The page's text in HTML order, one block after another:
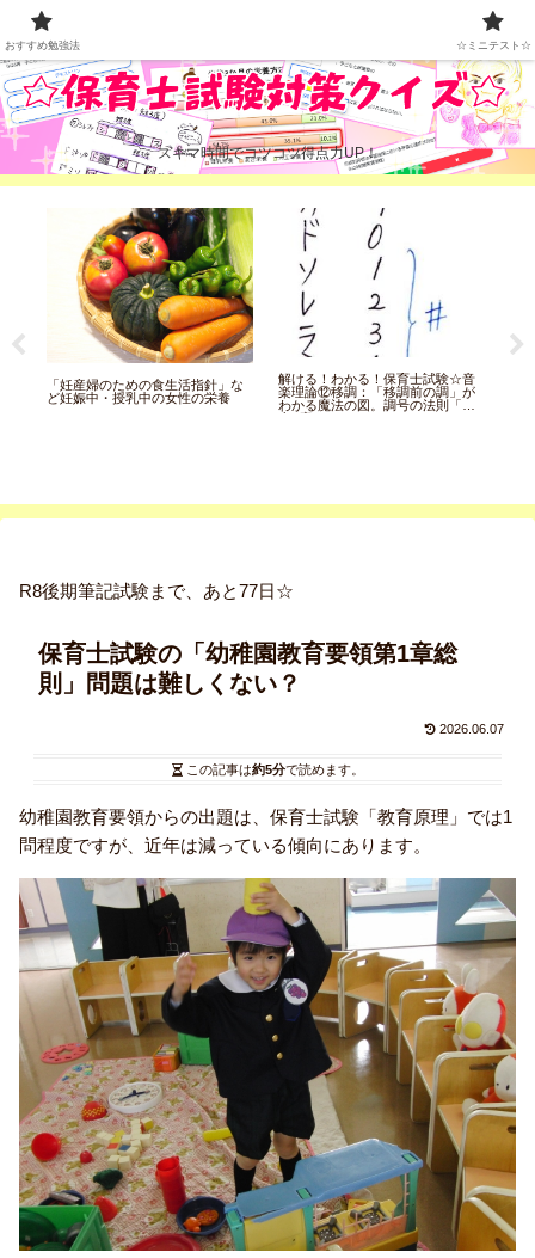
スキマ時間でコツコツ得点力UP！
「妊産婦のための食生活指針」な
ど妊娠中・授乳中の女性の栄養
解ける！わかる！保育士試験☆音
楽理論⑫移調：「移調前の調」が
わかる魔法の図。調号の法則「完
全5度」
R8後期筆記試験まで、あと77日☆
保育士試験の「幼稚園教育要領第1章総
則」問題は難しくない？
2026.06.07
この記事は約5分で読めます。
幼稚園教育要領からの出題は、保育士試験「教育原理」では1
問程度ですが、近年は減っている傾向にあります。
おすすめ勉強法 ☆ミニテスト☆